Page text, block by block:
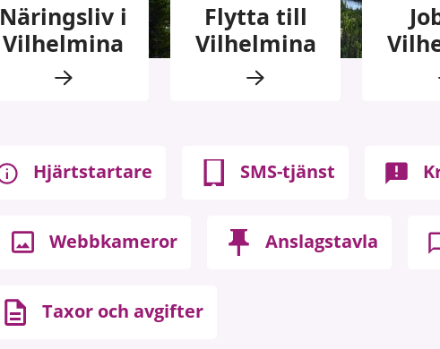
Näringsliv i
Vilhelmina
Flytta till
Vilhelmina
Hjärtstartare SMS-tjänst
Webbkameror Anslagstavla
Taxor och avgifter